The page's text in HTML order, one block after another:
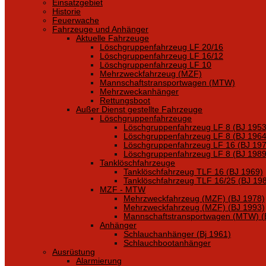
Einsatzgebiet
Historie
Feuerwache
Fahrzeuge und Anhänger
Aktuelle Fahrzeuge
Löschgruppenfahrzeug LF 20/16
Löschgruppenfahrzeug LF 16/12
Löschgruppenfahrzeug LF 10
Mehrzweckfahrzeug (MZF)
Mannschaftstransportwagen (MTW)
Mehrzweckanhänger
Rettungsboot
Außer Dienst gestellte Fahrzeuge
Löschgruppenfahrzeuge
Löschgruppenfahrzeug LF 8 (BJ
Löschgruppenfahrzeug LF 8 (BJ
Löschgruppenfahrzeug LF 16 (BJ
Löschgruppenfahrzeug LF 8 (BJ
Tanklöschfahrzeuge
Tanklöschfahrzeug TLF 16 (BJ 1969)
Tanklöschfahrzeug TLF 16/25 (BJ
MZF - MTW
Mehrzweckfahrzeug (MZF) (BJ 1978)
Mehrzweckfahrzeug (MZF) (BJ 1993)
Mannschaftstransportwagen (MTW)
Anhänger
Schlauchanhänger (Bj 1961)
Schlauchbootanhänger
Ausrüstung
Alarmierung